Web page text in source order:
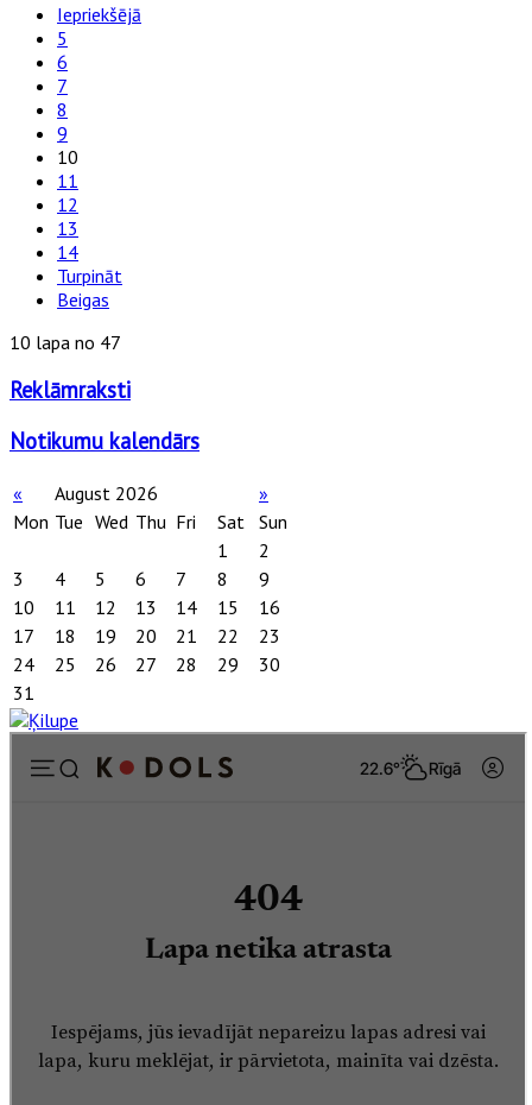
Iepriekšējā
5
6
7
8
9
10
11
12
13
14
Turpināt
Beigas
10 lapa no 47
Reklāmraksti
Notikumu kalendārs
« August 2026
»
Mon Tue Wed Thu Fri Sat
Sun
1
2
3
4 5 6 7 8
9
10
11 12 13 14 15
16
17
18 19 20 21 22
23
24
25 26 27 28 29
30
31